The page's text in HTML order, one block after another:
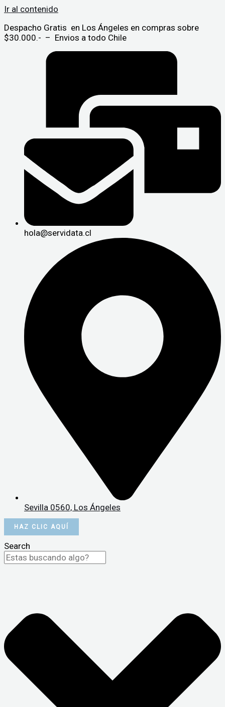
Ir al contenido
Despacho Gratis en Los Ángeles en compras sobre
$30.000.- – Envios a todo Chile
hola@servidata.cl
Sevilla 0560, Los Ángeles
HAZ CLIC AQUÍ
Search